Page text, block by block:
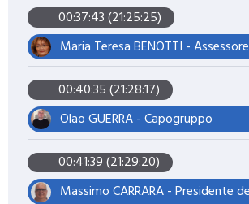
00:37:43 (21:25:25)
Maria Teresa BENOTTI - Assessore
00:40:35 (21:28:17)
Olao GUERRA - Capogruppo
00:41:39 (21:29:20)